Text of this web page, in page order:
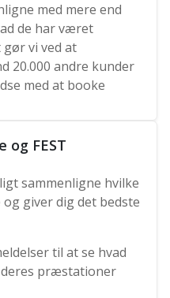
med mere end
de har været
vi ved at
20.000 andre kunder
med at booke
og FEST
sammenligne hvilke
giver dig det bedste
til at se hvad
præstationer